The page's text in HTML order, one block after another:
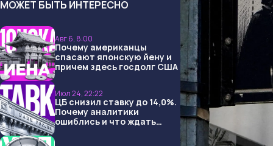
МОЖЕТ БЫТЬ ИНТЕРЕСНО
Авг 6, 8:00
Почему американцы
спасают японскую йену и
причем здесь госдолг США
Июл 24, 22:22
ЦБ снизил ставку до 14,0%.
Почему аналитики
ошиблись и что ждать